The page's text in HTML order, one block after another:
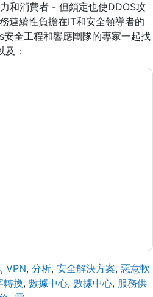
和消費者 - 但鎖定也使DDOS攻
連續性負擔在IT和安全領導者的
全工程和響應團隊的專家一起找
：
, VPN, 分析, 安全解決方案, 惡意軟
轉換, 數據中心, 數據中心, 服務供